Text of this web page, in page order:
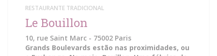
RESTAURANTE TRADICIONAL
Le Bouillon
10, rue Saint Marc - 75002 Paris
Grands Boulevards estão nas proximidades, ou